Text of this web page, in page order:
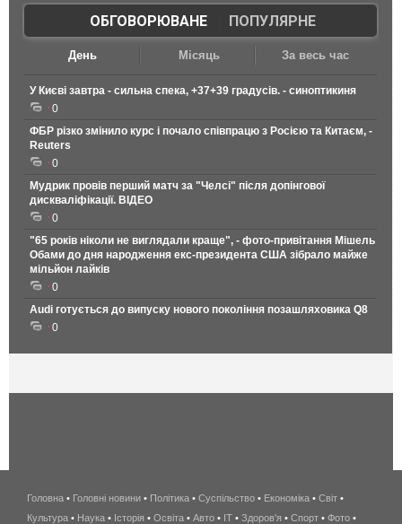
ОБГОВОРЮВАНЕ| ПОПУЛЯРНЕ
День Місяць За весь час
У Києві завтра - сильна спека, +37+39 градусів. - синоптикиня
0
ФБР різко змінило курс і почало співпрацю з Росією та Китаєм, -
Reuters
0
Мудрик провів перший матч за "Челсі" після допінгової
дискваліфікації. ВІДЕО
0
"65 років ніколи не виглядали краще", - фото-привітання Мішель
Обами до дня народження екс-президента США зібрало майже
мільйон лайків
0
Audi готується до випуску нового покоління позашляховика Q8
0
беспроводной
интернет
Головна • Головні новини • Політика • Суспільство • Економіка • Світ •
Культура • Наука • Історія • Освіта • Авто • IT • Здоров'я • Спорт • Фото •